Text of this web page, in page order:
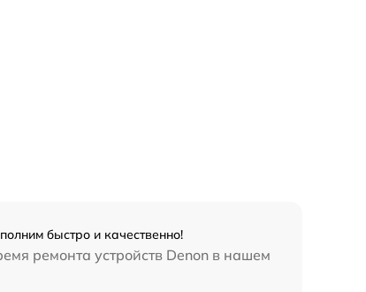
быстро и качественно!
ремонта устройств Denon в нашем